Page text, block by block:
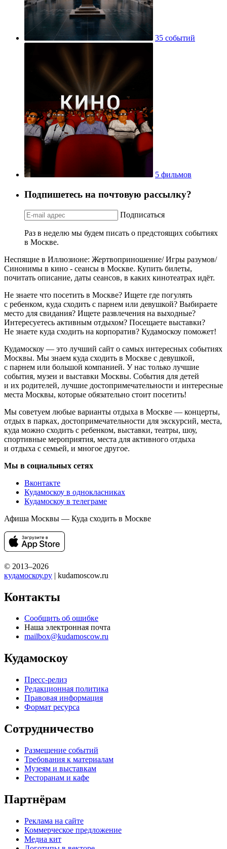
35 событий
5 фильмов
Подпишетесь на почтовую рассылку?
Подписаться
Раз в неделю мы будем писать о предстоящих событиях
в Москве.
Неспящие в Иллюзионе: Жертвоприношение/ Игры разумов/
Синонимы в кино - сеансы в Москве. Купить билеты,
почитать описание, даты сеансов, в каких кинотеатрах идёт.
Не знаете что посетить в Москве? Ищете где погулять
с ребенком, куда сходить с парнем или девушкой? Выбираете
место для свидания? Ищете развлечения на выходные?
Интересуетесь активным отдыхом? Посещаете выставки?
Не знаете куда сходить на корпоратив? Кудамоскоу поможет!
Кудамоскоу — это лучший сайт о самых интересных событиях
Москвы. Мы знаем куда сходить в Москве с девушкой,
с парнем или большой компанией. У нас только лучшие
события, музеи и выставки Москвы. События для детей
и их родителей, лучшие достопримечательности и интересные
места Москвы, которые обязательно стоит посетить!
Мы советуем любые варианты отдыха в Москве — концерты,
отдых в парках, достопримечательности для экскурсий, места,
куда можно сходить с ребенком, выставки, театры, шоу,
спортивные мероприятия, места для активного отдыха
и отдыха с семьей, и многое другое.
Мы в социальных сетях
Вконтакте
Кудамоскоу в однокласниках
Кудамоскоу в телеграме
Афиша Москвы — Куда сходить в Москве
© 2013–2026
кудамоскоу.ру | kudamoscow.ru
Контакты
Сообщить об ошибке
Наша электронная почта
mailbox@kudamoscow.ru
Кудамоскоу
Пресс-релиз
Редакционная политика
Правовая информация
Формат ресурса
Сотрудничество
Размещение событий
Требования к материалам
Музеям и выставкам
Ресторанам и кафе
Партнёрам
Реклама на сайте
Коммерческое предложение
Медиа кит